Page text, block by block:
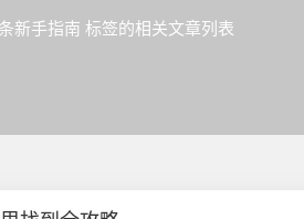
新手指南 标签的相关文章列表